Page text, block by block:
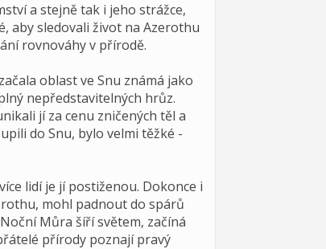
a stejně tak i jeho strážce,
aby sledovali život na Azerothu
rovnováhy v přírodě.
oblast ve Snu známá jako
nepředstavitelných hrůz.
jí za cenu zničených těl a
do Snu, bylo velmi těžké -
lidí je jí postiženou. Dokonce i
mohl padnout do spárů
Můra šíří světem, začíná
přírody poznají pravý